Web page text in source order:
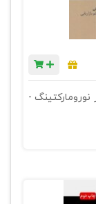
نورومارکتینگ -